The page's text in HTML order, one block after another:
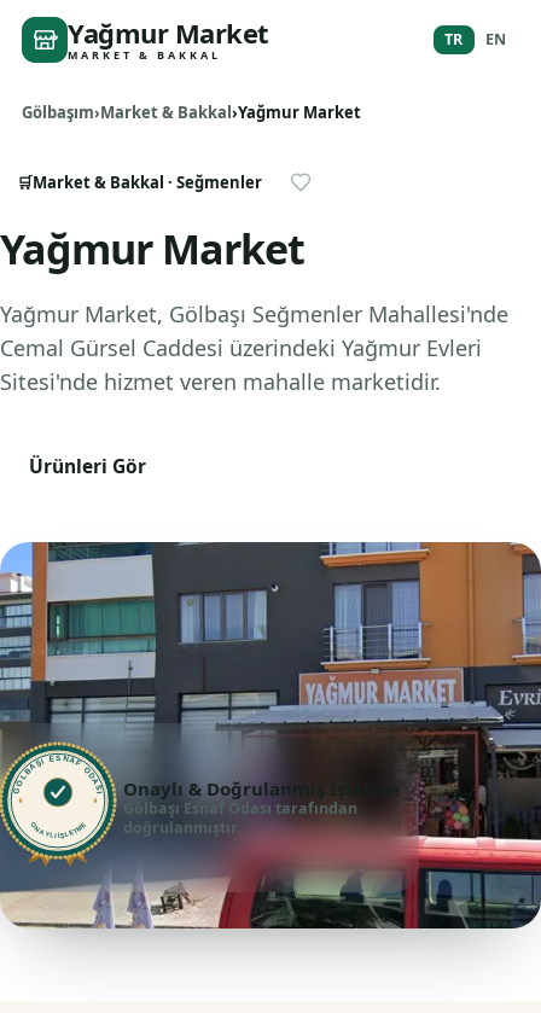
Yağmur Market
MARKET & BAKKAL
TR EN
Gölbaşım Market & Bakkal Yağmur Market
🛒Market & Bakkal · Seğmenler
Yağmur Market
Yağmur Market, Gölbaşı Seğmenler Mahallesi'nde
Cemal Gürsel Caddesi üzerindeki Yağmur Evleri
Sitesi'nde hizmet veren mahalle marketidir.
Ürünleri Gör
GÖLBAŞI ESNAF ODASI
ONAYLI İŞLETME
Onaylı & Doğrulanmış İşletme
Gölbaşı Esnaf Odası tarafından
doğrulanmıştır.